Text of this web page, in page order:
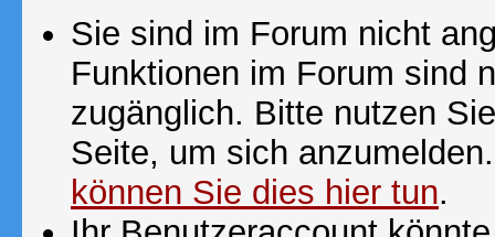
Sie sind im Forum nicht
Funktionen im Forum sind
zugänglich. Bitte nutzen
Seite, um sich
können Sie dies hier tun.